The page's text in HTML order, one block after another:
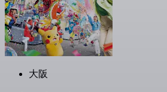
大阪